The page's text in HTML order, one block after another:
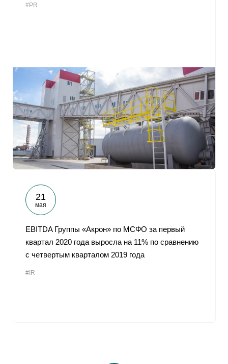
#PR
21
мая
EBITDA Группы «Акрон» по МСФО за первый
квартал 2020 года выросла на 11% по сравнению
с четвертым кварталом 2019 года
#IR